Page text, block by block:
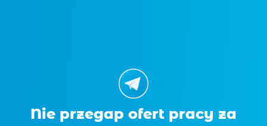
Nie przegap ofert pracy za